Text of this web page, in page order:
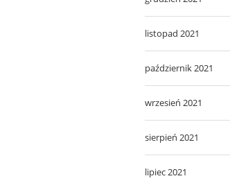
listopad 2021
październik 2021
wrzesień 2021
sierpień 2021
lipiec 2021